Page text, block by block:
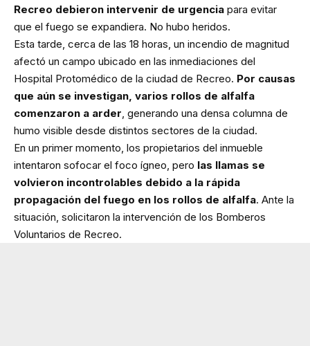
Recreo debieron intervenir de urgencia para evitar
que el fuego se expandiera. No hubo heridos.
Esta tarde, cerca de las 18 horas, un incendio de magnitud
afectó un campo ubicado en las inmediaciones del
Hospital Protomédico de la ciudad de Recreo. Por causas
que aún se investigan, varios rollos de alfalfa
comenzaron a arder, generando una densa columna de
humo visible desde distintos sectores de la ciudad.
En un primer momento, los propietarios del inmueble
intentaron sofocar el foco ígneo, pero las llamas se
volvieron incontrolables debido a la rápida
propagación del fuego en los rollos de alfalfa. Ante la
situación, solicitaron la intervención de los Bomberos
Voluntarios de Recreo.